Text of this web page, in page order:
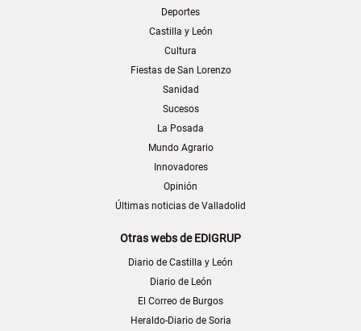
Deportes
Castilla y León
Cultura
Fiestas de San Lorenzo
Sanidad
Sucesos
La Posada
Mundo Agrario
Innovadores
Opinión
Últimas noticias de Valladolid
Otras webs de EDIGRUP
Diario de Castilla y León
Diario de León
El Correo de Burgos
Heraldo-Diario de Soria